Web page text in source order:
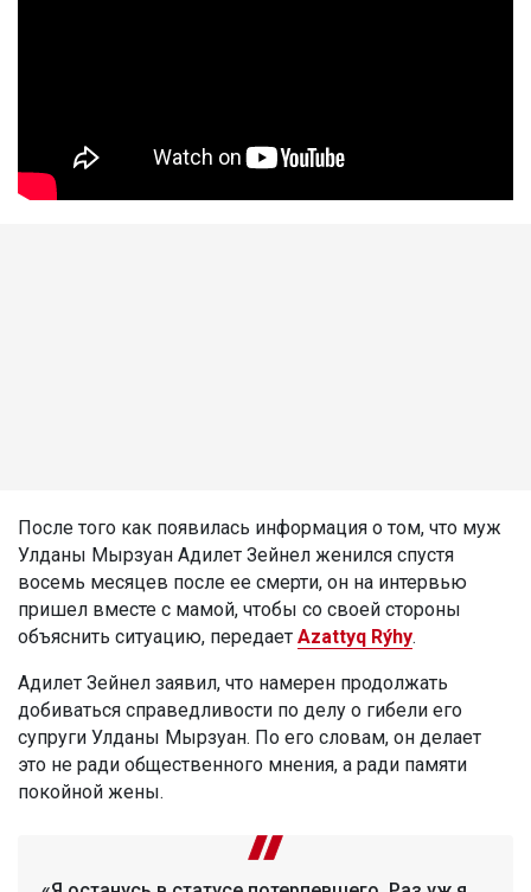
После того как появилась информация о том, что муж
Улданы Мырзуан Адилет Зейнел женился спустя
восемь месяцев после ее смерти, он на интервью
пришел вместе с мамой, чтобы со своей стороны
объяснить ситуацию, передает Azattyq Rýhy.
Адилет Зейнел заявил, что намерен продолжать
добиваться справедливости по делу о гибели его
супруги Улданы Мырзуан. По его словам, он делает
это не ради общественного мнения, а ради памяти
покойной жены.